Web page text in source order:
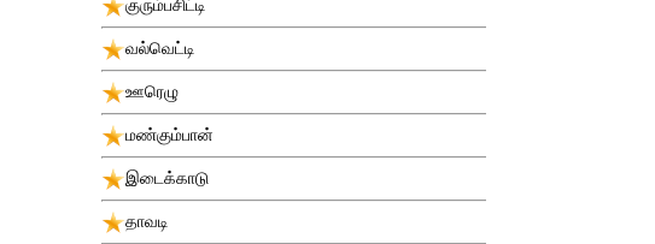
குரும்பசிட்டி
வல்வெட்டி
ஊரெழு
மண்கும்பான்
இடைக்காடு
தாவடி